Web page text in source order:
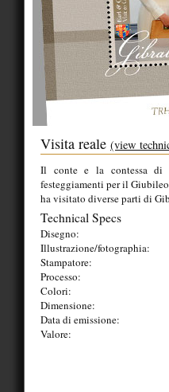
Visita reale (view
Il conte e la contessa di
festeggiamenti per il
ha visitato diverse parti di
Technical Specs
Disegno:
Illustrazione/fotographia:
Stampatore:
Processo:
Colori:
Dimensione:
Data di emissione:
Valore: